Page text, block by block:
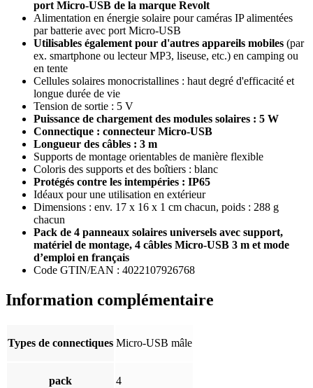
port Micro-USB de la marque Revolt
Alimentation en énergie solaire pour caméras IP alimentées
par batterie avec port Micro-USB
Utilisables également pour d'autres appareils mobiles (par
ex. smartphone ou lecteur MP3, liseuse, etc.) en camping ou
en tente
Cellules solaires monocristallines : haut degré d'efficacité et
longue durée de vie
Tension de sortie : 5 V
Puissance de chargement des modules solaires : 5 W
Connectique : connecteur Micro-USB
Longueur des câbles : 3 m
Supports de montage orientables de manière flexible
Coloris des supports et des boîtiers : blanc
Protégés contre les intempéries : IP65
Idéaux pour une utilisation en extérieur
Dimensions : env. 17 x 16 x 1 cm chacun, poids : 288 g
chacun
Pack de 4 panneaux solaires universels avec support,
matériel de montage, 4 câbles Micro-USB 3 m et mode
d’emploi en français
Code GTIN/EAN : 4022107926768
Information complémentaire
Types de connectiques Micro-USB mâle
pack 4